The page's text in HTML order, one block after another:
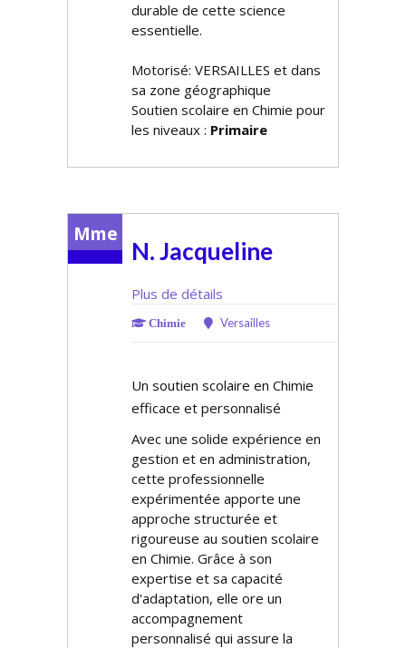
durable de cette science
essentielle.
Motorisé: VERSAILLES et dans
sa zone géographique
Soutien scolaire en Chimie pour
les niveaux : Primaire
Mme
N. Jacqueline
Plus de détails
Chimie Versailles
Un soutien scolaire en Chimie
efficace et personnalisé
Avec une solide expérience en
gestion et en administration,
cette professionnelle
expérimentée apporte une
approche structurée et
rigoureuse au soutien scolaire
en Chimie. Grâce à son
expertise et sa capacité
d'adaptation, elle offre un
accompagnement
personnalisé qui assure la